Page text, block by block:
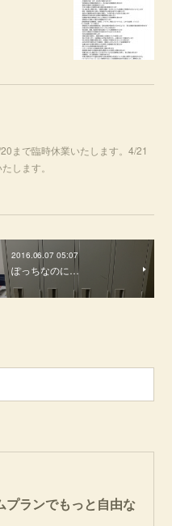
まで臨時休業いたします。4/21
します。
2016.06.07 05:07
ぽっちなのに…
プランでもっと自由な